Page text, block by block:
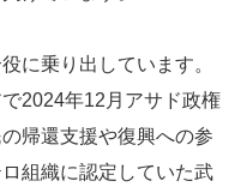
に乗り出しています。
2024年12月アサド政権
帰還支援や復興への参
組織に認定していた武